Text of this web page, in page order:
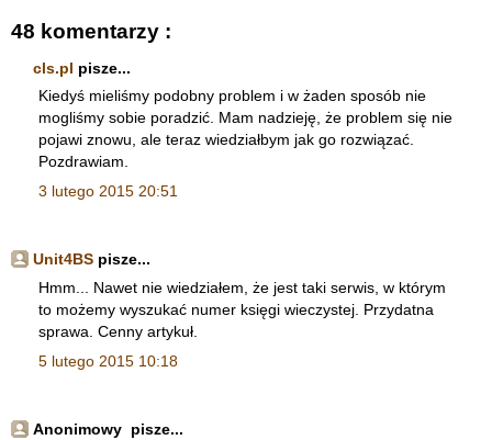
48 komentarzy :
cls.pl pisze...
Kiedyś mieliśmy podobny problem i w żaden sposób nie
mogliśmy sobie poradzić. Mam nadzieję, że problem się nie
pojawi znowu, ale teraz wiedziałbym jak go rozwiązać.
Pozdrawiam.
3 lutego 2015 20:51
Unit4BS pisze...
Hmm... Nawet nie wiedziałem, że jest taki serwis, w którym
to możemy wyszukać numer księgi wieczystej. Przydatna
sprawa. Cenny artykuł.
5 lutego 2015 10:18
Anonimowy pisze...